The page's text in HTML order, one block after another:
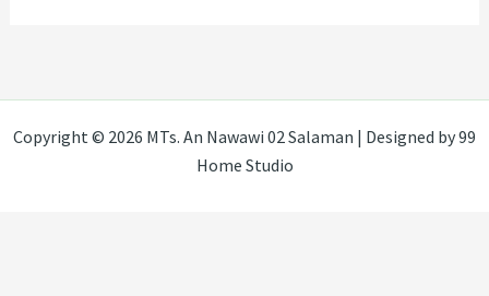
Copyright © 2026 MTs. An Nawawi 02 Salaman | Designed by 99
Home Studio